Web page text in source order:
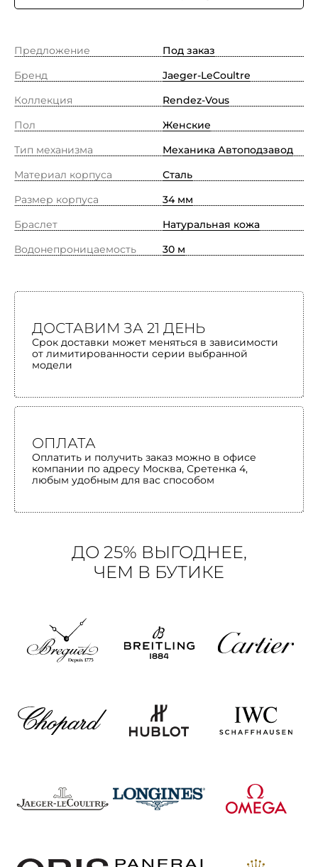
Предложение
Под заказ
Бренд
Jaeger-LeCoultre
Коллекция
Rendez-Vous
Пол
Женские
Тип механизма
Механика Автоподзавод
Материал корпуса
Сталь
Размер корпуса
34 мм
Браслет
Натуральная кожа
Водонепроницаемость
30 м
ДОСТАВИМ ЗА 21 ДЕНЬ
Срок доставки может меняться в зависимости
от лимитированности серии выбранной
модели
ОПЛАТА
Оплатить и получить заказ можно в офисе
компании по адресу Москва, Сретенка 4,
любым удобным для вас способом
ДО 25% ВЫГОДНЕЕ,
ЧЕМ В БУТИКЕ